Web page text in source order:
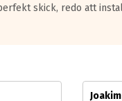
skick, redo att